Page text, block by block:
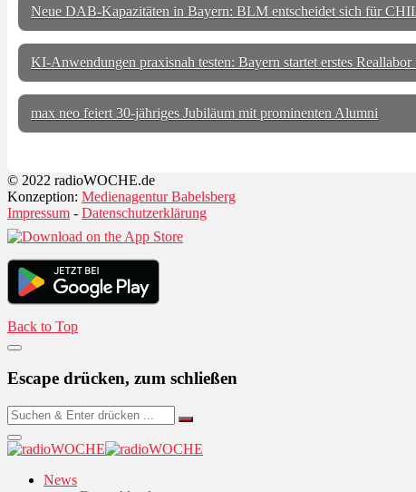
Neue DAB-Kapazitäten in Bayern: BLM entscheidet sich für
KI-Anwendungen praxisnah testen: Bayern startet erstes
max neo feiert 30-jähriges Jubiläum mit prominenten Alumni
© 2022 radioWOCHE.de
Konzeption: Medienagentur Babelsberg
Impressum - Datenschutzerklärung
Back to Top
Escape drücken, zum schließen
News